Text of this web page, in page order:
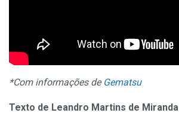
*Com informações de Gematsu
Texto de Leandro Martins de Miranda